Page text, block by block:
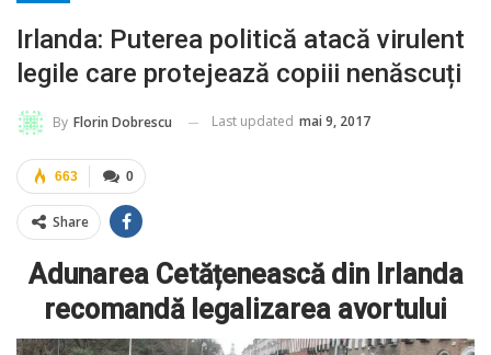
Irlanda: Puterea politică atacă virulent
legile care protejează copiii nenăscuți
By Florin Dobrescu Last updated mai 9, 2017
0
663
Share
Adunarea Cetățenească din Irlanda
recomandă legalizarea avortului